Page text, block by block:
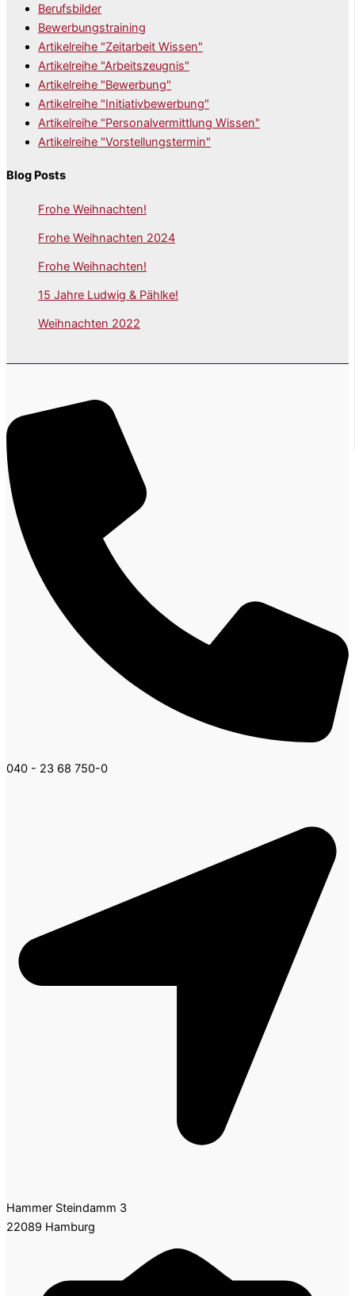
Berufsbilder
Bewerbungstraining
Artikelreihe "Zeitarbeit Wissen"
Artikelreihe "Arbeitszeugnis"
Artikelreihe "Bewerbung"
Artikelreihe "Initiativbewerbung"
Artikelreihe "Personalvermittlung Wissen"
Artikelreihe "Vorstellungstermin"
Blog Posts
Frohe Weihnachten!
Frohe Weihnachten 2024
Frohe Weihnachten!
15 Jahre Ludwig & Pählke!
Weihnachten 2022
040 - 23 68 750-0
Hammer Steindamm 3
22089 Hamburg